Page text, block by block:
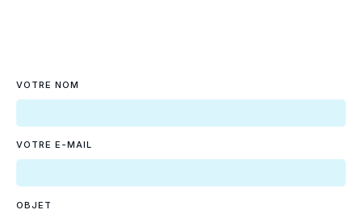
VOTRE NOM
VOTRE E-MAIL
OBJET